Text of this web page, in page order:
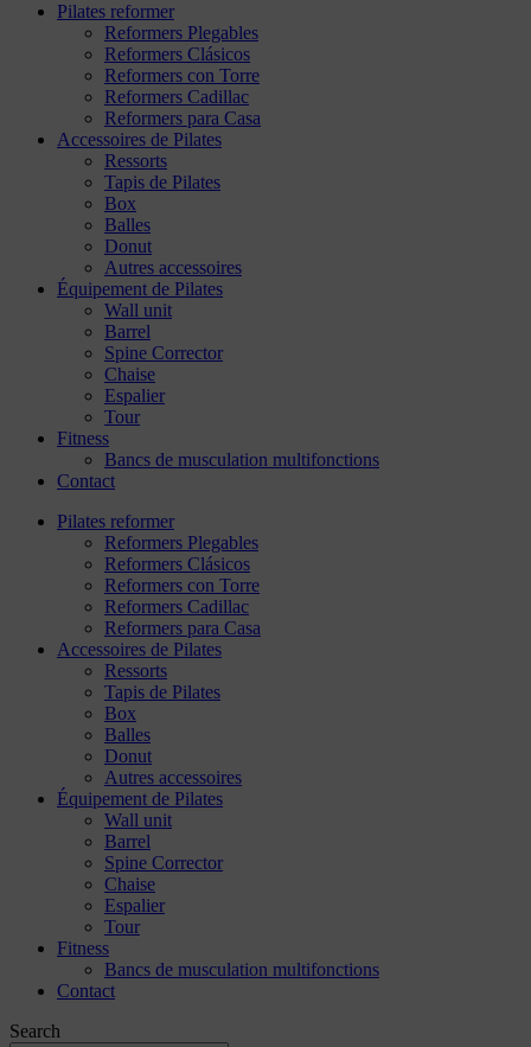
Pilates reformer
Reformers Plegables
Reformers Clásicos
Reformers con Torre
Reformers Cadillac
Reformers para Casa
Accessoires de Pilates
Ressorts
Tapis de Pilates
Box
Balles
Donut
Autres accessoires
Équipement de Pilates
Wall unit
Barrel
Spine Corrector
Chaise
Espalier
Tour
Fitness
Bancs de musculation multifonctions
Contact
Pilates reformer
Reformers Plegables
Reformers Clásicos
Reformers con Torre
Reformers Cadillac
Reformers para Casa
Accessoires de Pilates
Ressorts
Tapis de Pilates
Box
Balles
Donut
Autres accessoires
Équipement de Pilates
Wall unit
Barrel
Spine Corrector
Chaise
Espalier
Tour
Fitness
Bancs de musculation multifonctions
Contact
Search